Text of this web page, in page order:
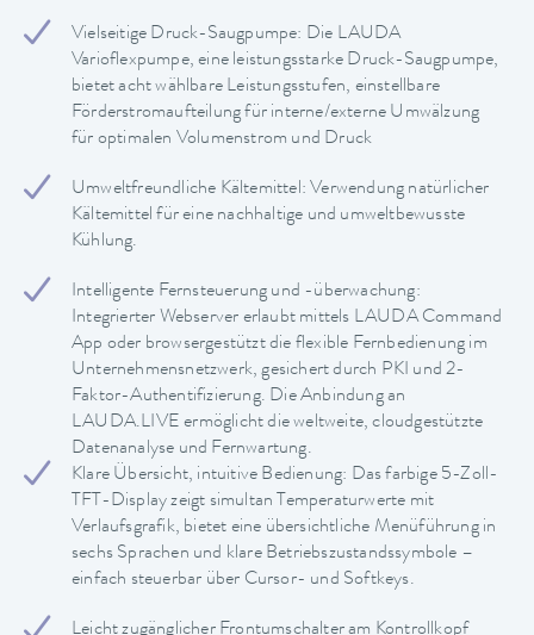
Vielseitige Druck-Saugpumpe: Die LAUDA
Varioflexpumpe, eine leistungsstarke Druck-Saugpumpe,
bietet acht wählbare Leistungsstufen, einstellbare
Förderstromaufteilung für interne/externe Umwälzung
für optimalen Volumenstrom und Druck
Umweltfreundliche Kältemittel: Verwendung natürlicher
Kältemittel für eine nachhaltige und umweltbewusste
Kühlung.
Intelligente Fernsteuerung und -überwachung:
Integrierter Webserver erlaubt mittels LAUDA Command
App oder browsergestützt die flexible Fernbedienung im
Unternehmensnetzwerk, gesichert durch PKI und 2-
Faktor-Authentifizierung. Die Anbindung an
LAUDA.LIVE ermöglicht die weltweite, cloudgestützte
Datenanalyse und Fernwartung.
Klare Übersicht, intuitive Bedienung: Das farbige 5-Zoll-
TFT-Display zeigt simultan Temperaturwerte mit
Verlaufsgrafik, bietet eine übersichtliche Menüführung in
sechs Sprachen und klare Betriebszustandssymbole –
einfach steuerbar über Cursor- und Softkeys.
Leicht zugänglicher Frontumschalter am Kontrollkopf